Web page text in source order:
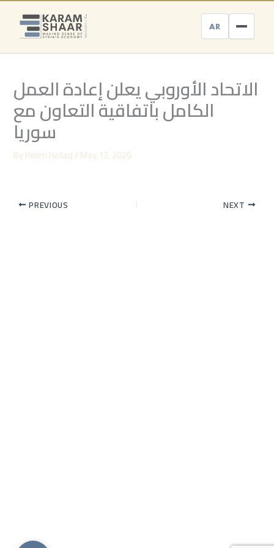
Skip
content
AR
الاتحاد الأوروبي يعلن إعادة العمل
الكامل باتفاقية التعاون مع
سوريا
ByHelen Hallaq/May 13, 2026
PREVIOUS NEXT